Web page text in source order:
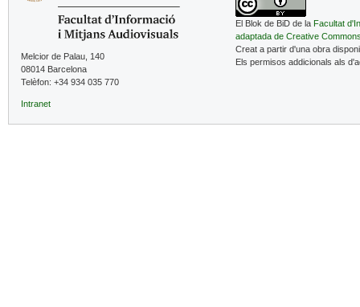
Melcior de Palau, 140
08014 Barcelona
Telèfon: +34 934 035 770
Intranet
El Blok de BiD de la Facultat
adaptada de Creative
Creat a partir d'una obra
Els permisos addicionals als